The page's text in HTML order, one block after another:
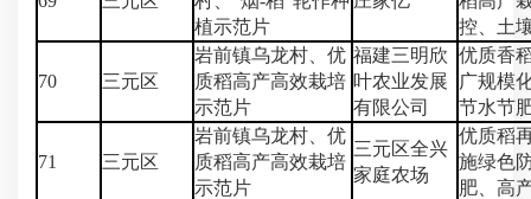
植示范片
控、土
70 三元区
岩前镇乌龙村、优
质稻高产高效栽培
示范片
福建三明欣
叶农业发展
有限公司
优质香
广规模
节水节
71 三元区
岩前镇乌龙村、优
质稻高产高效栽培
示范片
三元区全兴
家庭农场
优质稻
施绿色
肥、高